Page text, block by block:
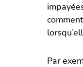
Par